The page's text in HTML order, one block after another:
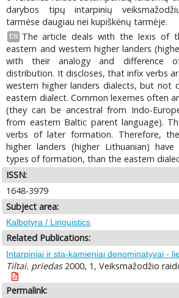
darybos tipų intarpinių
tarmėse daugiau nei kupiškėnų tarmėje.
EN
The article deals with the lexis of
eastern and western higher landers
with their analogy and difference
distribution. It discloses, that infix verbs
western higher landers dialects, but not
eastern dialect. Common lexemes often
(they can be ancestral from Indo-
from eastern Baltic parent language).
verbs of later formation. Therefore,
higher landers (higher Lithuanian)
types of formation, than the eastern
ISSN:
1648-3979
Subject area:
Kalbotyra / Linguistics
Related Publications:
Intarpiniai ir sta-kamieniai denominatyvai -
Tiltai. priedas2000, 1, Veiksmažodžio
Permalink: